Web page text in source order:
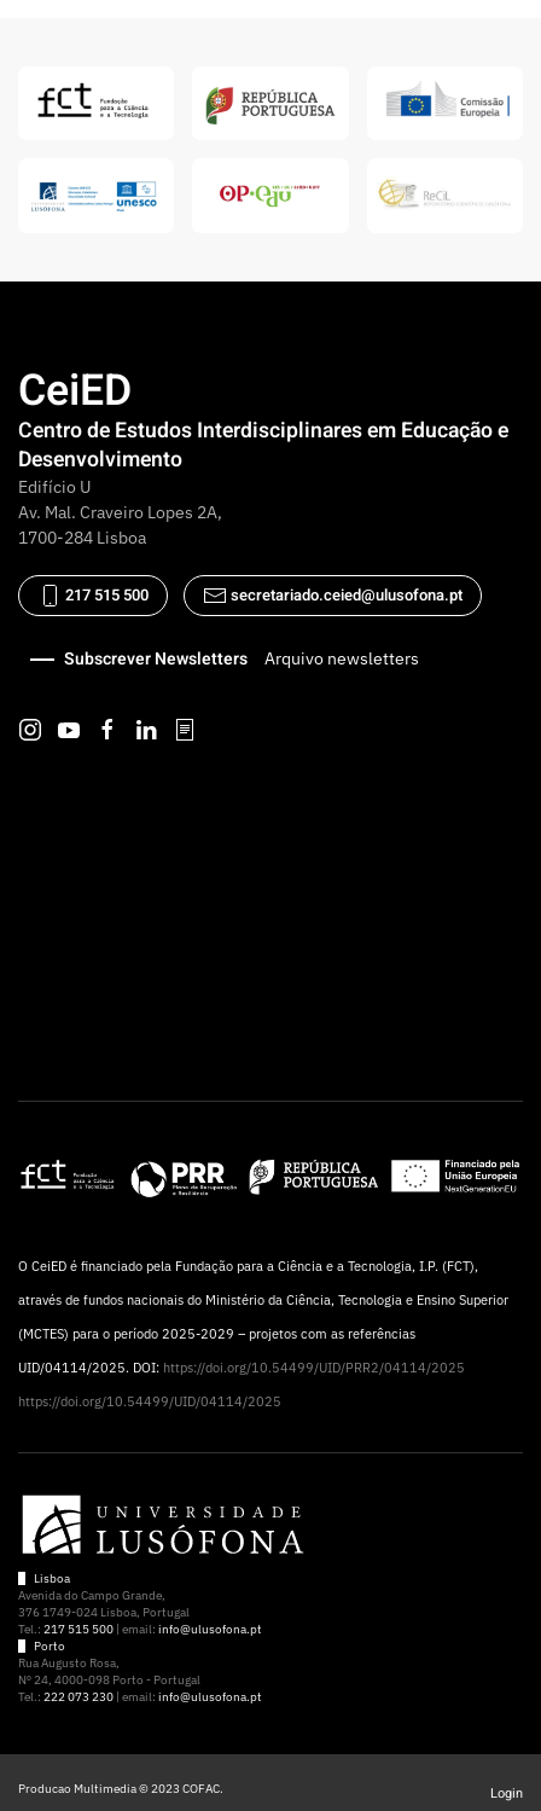
CeiED
Centro de Estudos Interdisciplinares em Educação e
Desenvolvimento
Edifício U
Av. Mal. Craveiro Lopes 2A,
1700-284 Lisboa
217 515 500 secretariado.ceied@ulusofona.pt
Subscrever Newsletters Arquivo newsletters
O CeiED é financiado pela Fundação para a Ciência e a Tecnologia, I.P. (FCT),
através de fundos nacionais do Ministério da Ciência, Tecnologia e Ensino Superior
(MCTES) para o período 2025-2029 – projetos com as referências
UID/04114/2025. DOI: https://doi.org/10.54499/UID/PRR2/04114/2025
https://doi.org/10.54499/UID/04114/2025
Lisboa
Avenida do Campo Grande,
376 1749-024 Lisboa, Portugal
Tel.: 217 515 500 | email: info@ulusofona.pt
Porto
Rua Augusto Rosa,
Nº 24, 4000-098 Porto - Portugal
Tel.: 222 073 230 | email: info@ulusofona.pt
Producao Multimedia © 2023 COFAC. Login